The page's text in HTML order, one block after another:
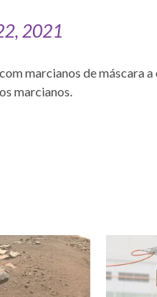
2021
marcianos de máscara
marcianos.